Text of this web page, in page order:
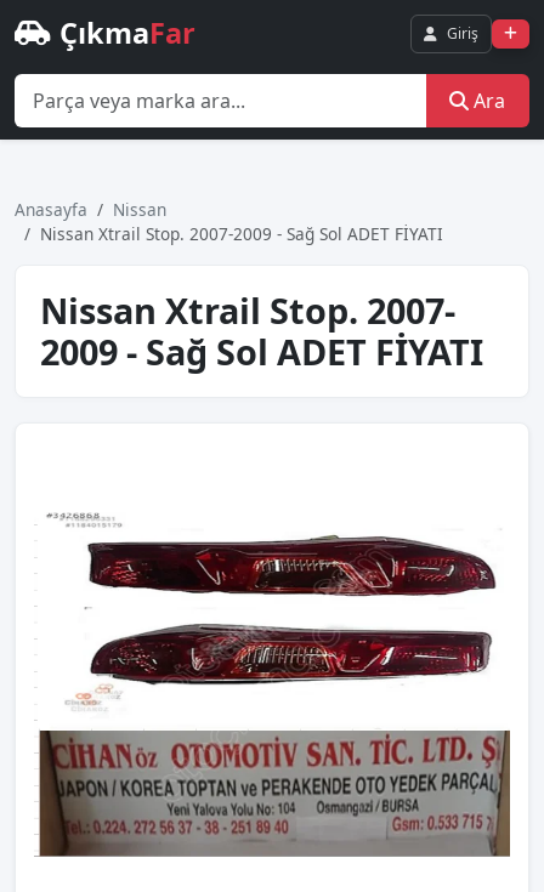
ÇıkmaFar Giriş
Ara
Anasayfa
Nissan
Nissan Xtrail Stop. 2007-2009 - Sağ Sol ADET FİYATI
Nissan Xtrail Stop. 2007-
2009 - Sağ Sol ADET FİYATI